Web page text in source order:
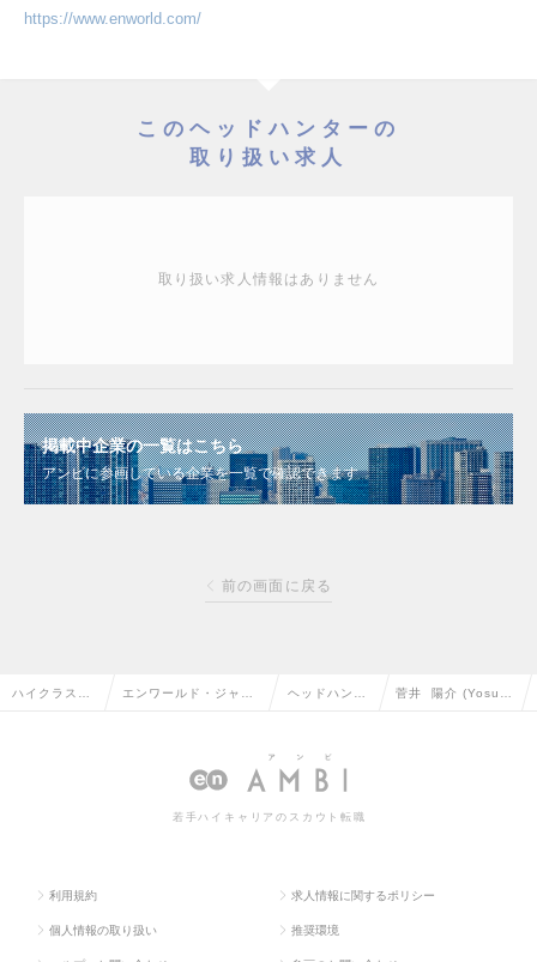
https://www.enworld.com/
このヘッドハンターの
取り扱い求人
取り扱い求人情報はありません
掲載中企業の一覧はこちら
アンビに参画している企業を一覧で確認できます
前の画面に戻る
ハイクラス求 エンワールド・ジャパ ヘッドハンタ 菅井 陽介 (Yosuk
若手ハイキャリアのスカウト転職
利用規約 求人情報に関するポリシー
個人情報の取り扱い 推奨環境